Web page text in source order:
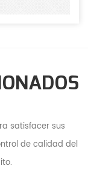
satisfacer sus
de calidad del